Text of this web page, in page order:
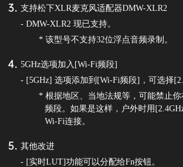
支持松下XLR麦克风适配器DMW-XLR2
- DMW-XLR2 现已支持。
* 该型号不支持32位浮点音频录制。
5GHz选项加入[Wi-Fi频段]
- [5GHz] 选项添加到[Wi-Fi频段]，可选择
* 根据地区、当地法规等，可能禁止你
频段。如果是这样，户外时用
Wi-Fi连接。
其他改进
- [实时LUT]功能可以分配给Fn按钮。